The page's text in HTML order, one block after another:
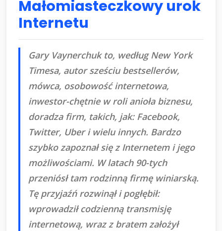
Małomiasteczkowy urok
Internetu
Gary Vaynerchuk to, według New York
Timesa, autor sześciu bestsellerów,
mówca, osobowość internetowa,
inwestor-chętnie w roli anioła biznesu,
doradza firm, takich, jak: Facebook,
Twitter, Uber i wielu innych. Bardzo
szybko zapoznał się z Internetem i jego
możliwościami. W latach 90-tych
przeniósł tam rodzinną firmę winiarską.
Tę przyjaźń rozwinął i pogłębił:
wprowadził codzienną transmisję
internetową, wraz z bratem założył